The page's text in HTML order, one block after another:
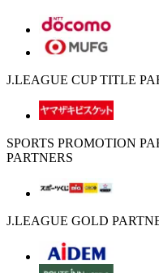
J.LEAGUE CUP TITLE
SPORTS PROMOTION
PARTNERS
J.LEAGUE GOLD